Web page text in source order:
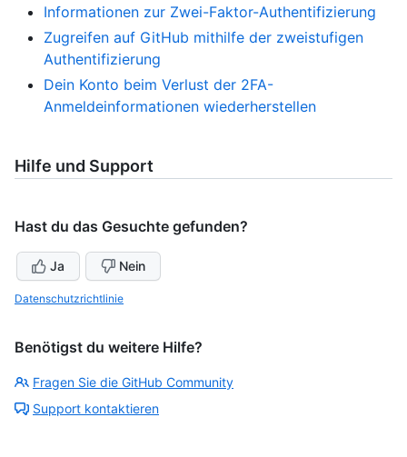
Informationen zur Zwei-Faktor-Authentifizierung
Zugreifen auf GitHub mithilfe der zweistufigen
Authentifizierung
Dein Konto beim Verlust der 2FA-
Anmeldeinformationen wiederherstellen
Hilfe und Support
Hast du das Gesuchte gefunden?
Ja Nein
Datenschutzrichtlinie
Benötigst du weitere Hilfe?
Fragen Sie die GitHub Community
Support kontaktieren